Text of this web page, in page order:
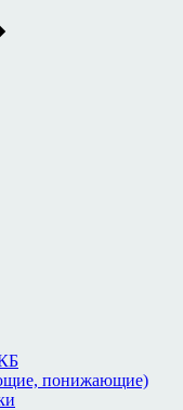
понижающие)